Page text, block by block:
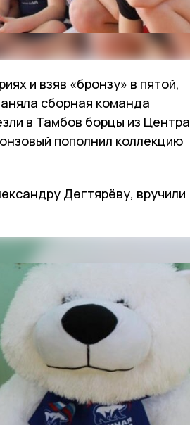
и взяв «бронзу» в пятой,
сборная команда
в Тамбов борцы из Центра
пополнил коллекцию
Дегтярёву, вручили